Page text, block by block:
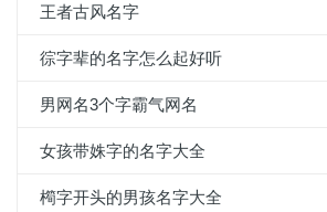
王者古风名字
徖字辈的名字怎么起好听
男网名3个字霸气网名
女孩带姝字的名字大全
橁字开头的男孩名字大全